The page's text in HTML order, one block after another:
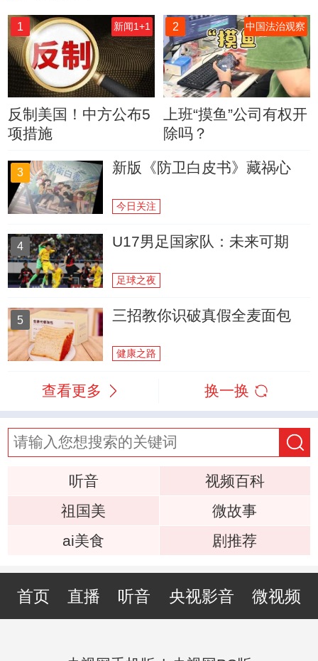
1 新闻1+1
反制美国！中方公布5
项措施
2 中国法治观察
上班“摸鱼”公司有权开
除吗？
3 新版《防卫白皮书》藏祸心
今日关注
4 U17男足国家队：未来可期
足球之夜
5 三招教你识破真假全麦面包
健康之路
查看更多 换一换
听音
视频百科
祖国美
微故事
ai美食
剧推荐
首页 直播 听音 央视影音 微视频